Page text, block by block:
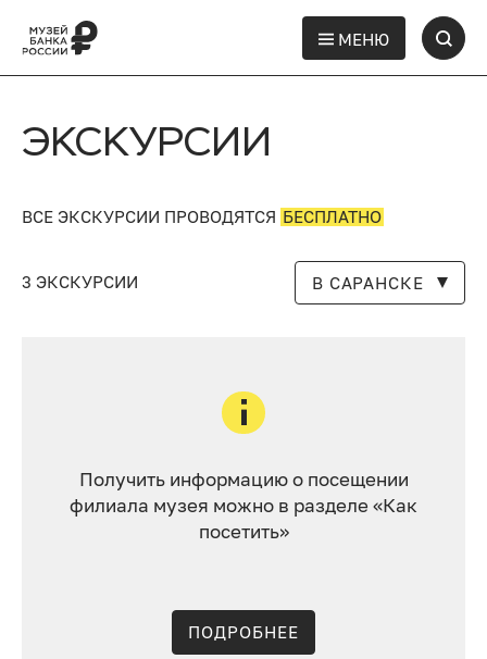
МЕНЮ
ЭКСКУРСИИ
ВСЕ ЭКСКУРСИИ ПРОВОДЯТСЯ БЕСПЛАТНО
3 ЭКСКУРСИИ В САРАНСКЕ
Получить информацию о посещении
филиала музея можно в разделе «Как
посетить»
ПОДРОБНЕЕ